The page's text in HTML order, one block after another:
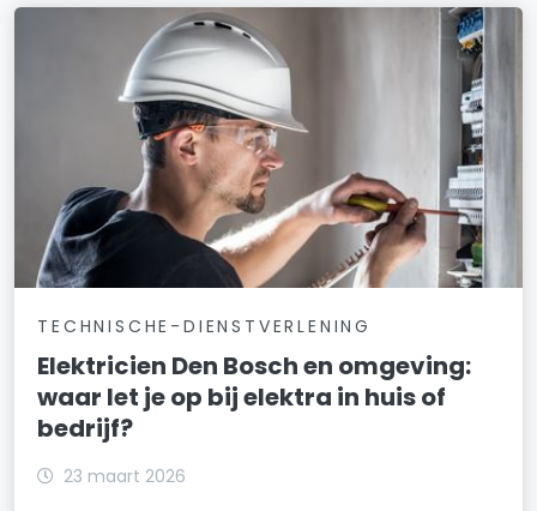
TECHNISCHE-DIENSTVERLENING
Elektricien Den Bosch en omgeving:
waar let je op bij elektra in huis of
bedrijf?
23 maart 2026